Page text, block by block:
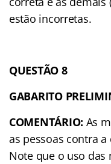
estão incorretas.
QUESTÃO 8
GABARITO
COMENTÁRIO: As
as pessoas contra
Note que o uso das